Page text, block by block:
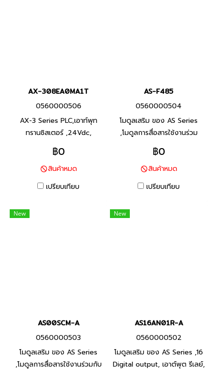
AX-308EA0MA1T
0560000506
AX-3 Series PLC,เอาท์พุท
ทรานซิสเตอร์ ,24Vdc,
Product P/N: AX-
308EA0MA1T I/O Points
16/8, Program Capacity 8
MB, Built-in USB, RS232, RS-
สินค้าแบรนด์ ไต้หวัน
฿0
สินค้าหมด
เปรียบเทียบ
AS-F485
0560000504
โมดูลเสริม ของ AS Series
,โมดูลการสื่อสารใช้งานร่วม
กับAS00SCM-A, Product
P/N: AS00SCM-A พีแอลซี
แบรนด์ เดลต้า สินค้าแบรนด์
ไต้หวัน
฿0
สินค้าหมด
เปรียบเทียบ
New
AS00SCM-A
0560000503
โมดูลเสริม ของ AS Series
,โมดูลการสื่อสารใช้งานร่วมกับ
New
AS16AN01R-A
0560000502
โมดูลเสริม ของ AS Series ,16
Digital output, เอาต์พุต รีเลย์,